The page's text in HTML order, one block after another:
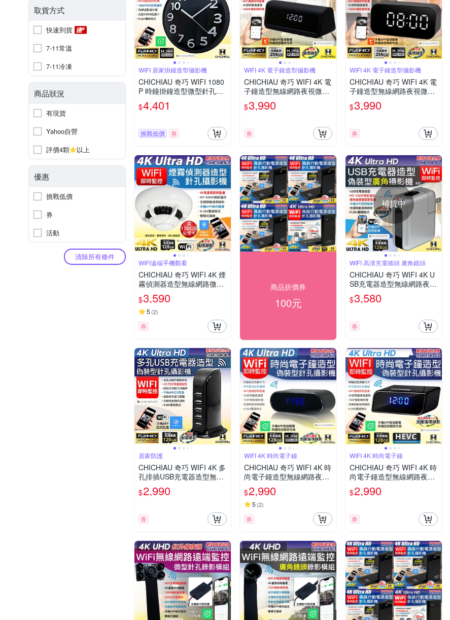
取貨方式
快速到貨
7-11常溫
7-11冷凍
商品狀況
有現貨
Yahoo自營
評價4顆
以上
優惠
挑戰低價
券
活動
清除所有條件
WIFI 居家掛鐘造型攝影機
CHICHIAU 奇巧 WIFI 1080
P 時鐘掛鐘造型微型針孔攝
影機CK10 影音記錄器
$4,401
挑戰低價 券
WIFI 4K 電子鐘造型攝影機
CHICHIAU 奇巧 WIFI 4K 電
子鐘造型無線網路夜視微型
針孔攝影機A21 影音記錄器
$3,990
券
WIFI 4K 電子鐘造型攝影機
CHICHIAU 奇巧 WIFI 4K 電
子鐘造型無線網路夜視微型
針孔攝影機TC100 影音記錄
器
$3,990
券
WIFI遠端手機觀看
CHICHIAU 奇巧 WIFI 4K 煙
霧偵測器造型無線網路微型
針孔攝影機(128G) C110 影
音記錄器
$3,590
5 (2)
券
商品折價券
100元
補貨中
WIFI 高清充電插頭 廣角鏡頭
CHICHIAU 奇巧 WIFI 4K U
SB充電器造型無線網路夜視
微型廣角攝影機M2 影音記
錄器
$3,580
券
居家防護
CHICHIAU 奇巧 WIFI 4K 多
孔排插USB充電器造型無線
網路微型針孔攝影機M10 影
音記錄器
$2,990
券
WIFI 4K 時尚電子鐘
CHICHIAU 奇巧 WIFI 4K 時
尚電子鐘造型無線網路夜視
微型針孔攝影機CK2 影音記
錄器
$2,990
5 (2)
券
WIFI 4K 時尚電子鐘
CHICHIAU 奇巧 WIFI 4K 時
尚電子鐘造型無線網路夜視
微型針孔攝影機CK1 影音記
錄器
$2,990
券